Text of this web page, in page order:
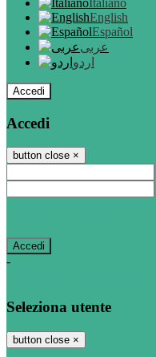
Italiano
English
Español
عربى
اردو
Accedi
Accedi
button close ×
-
Seleziona utente
button close ×